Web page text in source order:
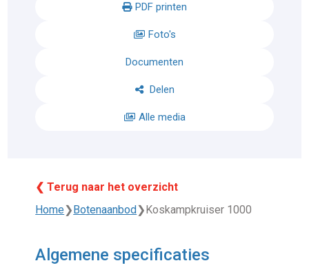
PDF printen
Foto's
Documenten
Delen
Alle media
❮ Terug naar het overzicht
Home❯ Botenaanbod ❯ Koskampkruiser 1000
Algemene specificaties